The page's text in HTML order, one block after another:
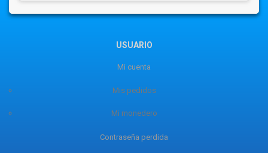
USUARIO
Mi cuenta
Mis pedidos
Mi monedero
Contraseña perdida